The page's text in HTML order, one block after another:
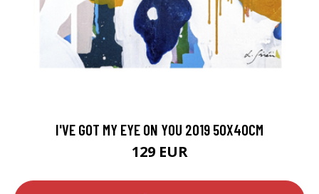
I'VE GOT MY EYE ON YOU 2019 50X40CM
129 EUR